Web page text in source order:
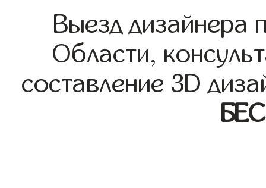
Выезд дизайнера
Области,
составление 3D